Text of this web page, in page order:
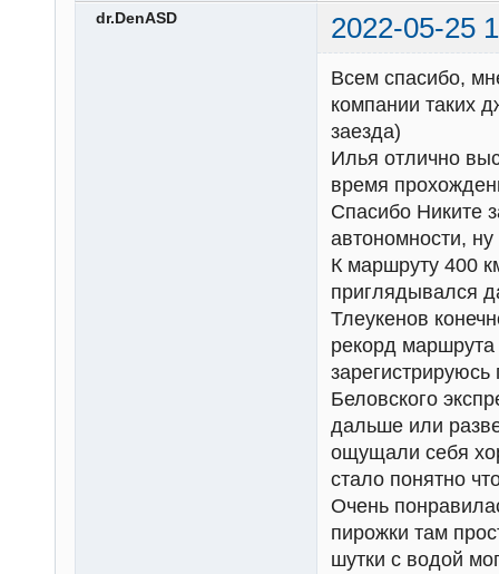
dr.DenASD 2022-05-25
Всем спасибо,
компании таких
заезда)
Илья отлично
время
Спасибо Никите
автономности,
К маршруту 400
приглядывался
Тлеукенов
рекорд
Беловского
дальше или
ощущали себя
стало понятно
Очень
пирожки там
шутки с водой